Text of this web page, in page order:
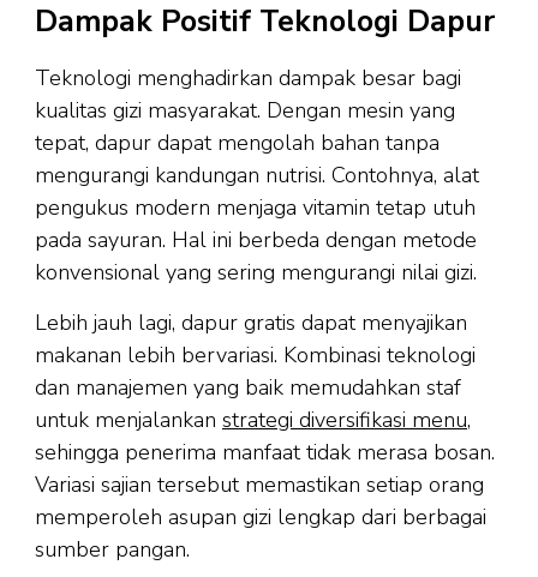
Dampak Positif Teknologi Dapur
Teknologi menghadirkan dampak besar bagi
kualitas gizi masyarakat. Dengan mesin yang
tepat, dapur dapat mengolah bahan tanpa
mengurangi kandungan nutrisi. Contohnya, alat
pengukus modern menjaga vitamin tetap utuh
pada sayuran. Hal ini berbeda dengan metode
konvensional yang sering mengurangi nilai gizi.
Lebih jauh lagi, dapur gratis dapat menyajikan
makanan lebih bervariasi. Kombinasi teknologi
dan manajemen yang baik memudahkan staf
untuk menjalankan strategi diversifikasi menu,
sehingga penerima manfaat tidak merasa bosan.
Variasi sajian tersebut memastikan setiap orang
memperoleh asupan gizi lengkap dari berbagai
sumber pangan.